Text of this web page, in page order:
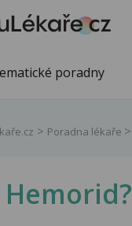
poradny
Poradna lékaře
Hemorid?